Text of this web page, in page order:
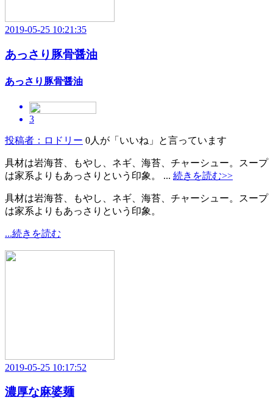
2019-05-25 10:21:35
あっさり豚骨醤油
あっさり豚骨醤油
3
投稿者：ロドリー 0人が「いいね」と言っています
具材は岩海苔、もやし、ネギ、海苔、チャーシュー。スープ
は家系よりもあっさりという印象。 ... 続きを読む>>
具材は岩海苔、もやし、ネギ、海苔、チャーシュー。スープ
は家系よりもあっさりという印象。
...続きを読む
2019-05-25 10:17:52
濃厚な麻婆麺